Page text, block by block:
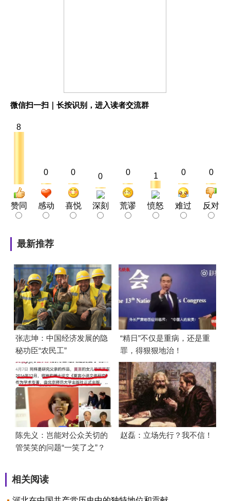
微信扫一扫｜长按识别，进入读者交流群
8
赞同
0
感动
0
喜悦
0
深刻
0
荒谬
1
愤怒
0
难过
0
反对
最新推荐
张志坤：中国经济发展的隐
秘功臣“农民工”
“精日”不仅是重病，还是重
罪，得狠狠地治！
陈先义：岂能对公众关切的
管笑笑的问题“一笑了之”？
赵磊：立场先行？我不信！
相关阅读